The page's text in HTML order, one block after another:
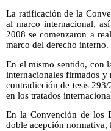
La ratificación de la
al marco internacional,
2008 se comenzaron a
marco del derecho interno.
En el mismo sentido, con
internacionales firmados
contradicción de tesis
en los tratados
En la Convención de los
doble acepción